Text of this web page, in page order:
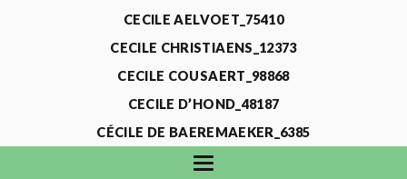
CECILE AELVOET_75410
CECILE CHRISTIAENS_12373
CECILE COUSAERT_98868
CECILE D’HOND_48187
CÉCILE DE BAEREMAEKER_6385
CECILE DE WAELE_4731